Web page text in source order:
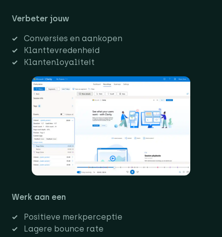
Verbeter jouw
Conversies en aankopen
Klanttevredenheid
Klantenloyaliteit
Werk aan een
Positieve merkperceptie
Lagere bounce rate